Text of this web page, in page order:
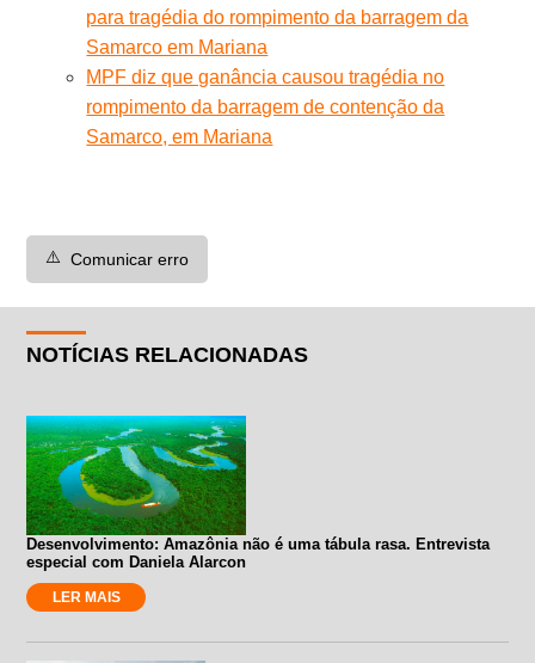
para tragédia do rompimento da barragem da
Samarco em Mariana
MPF diz que ganância causou tragédia no
rompimento da barragem de contenção da
Samarco, em Mariana
⚠️ Comunicar erro
NOTÍCIAS RELACIONADAS
Desenvolvimento: Amazônia não é uma tábula rasa. Entrevista
especial com Daniela Alarcon
LER MAIS